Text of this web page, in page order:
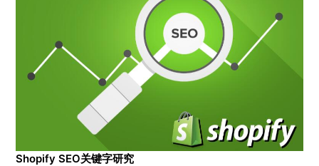
Shopify SEO关键字研究